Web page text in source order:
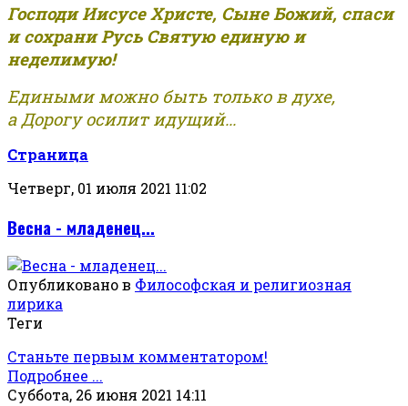
Господи Иисусе Христе, Сыне Божий, спаси
и сохрани Русь Святую единую и
неделимую!
Едиными можно быть только в духе,
а Дорогу осилит идущий...
Страница
Четверг, 01 июля 2021 11:02
Весна - младенец...
Опубликовано в Философская и религиозная
лирика
Теги
Станьте первым комментатором!
Подробнее ...
Суббота, 26 июня 2021 14:11